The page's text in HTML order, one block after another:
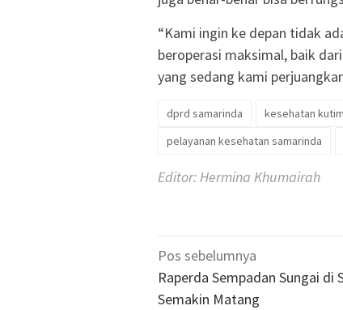
“Kami ingin ke depan tidak
beroperasi maksimal, baik
yang sedang kami
dprd samarinda kesehatan kutim
pelayanan kesehatan samarinda
Editor: Hermina Khumairah
Navigasi
pos
Pos sebelumnya
Raperda Sempadan Sungai di
Semakin Matang